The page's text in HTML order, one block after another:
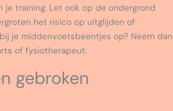
je training. Let ook op de ondergrond
het risico op uitglijden of
je middenvoetsbeentjes op? Neem dan
of fysiotherapeut.
gebroken